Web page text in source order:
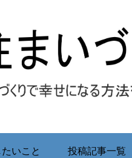
いこと 投稿記事一覧